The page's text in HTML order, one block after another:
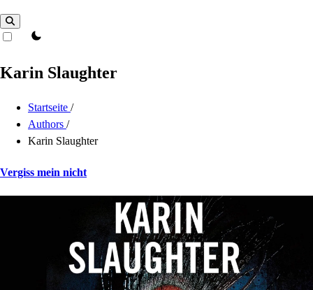
theme switcher
Karin Slaughter
Startseite /
Authors /
Karin Slaughter
Vergiss mein nicht